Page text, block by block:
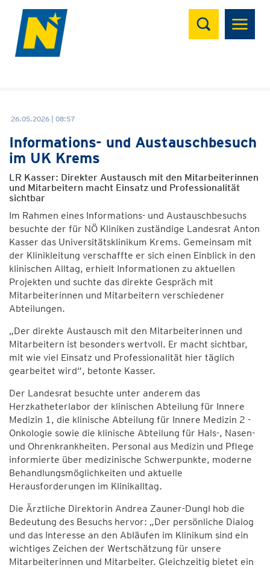
Suchen
26.05.2026 | 08:57
Informations- und Austauschbesuch
im UK Krems
LR Kasser: Direkter Austausch mit den Mitarbeiterinnen
und Mitarbeitern macht Einsatz und Professionalität
sichtbar
Im Rahmen eines Informations- und Austauschbesuchs
besuchte der für NÖ Kliniken zuständige Landesrat Anton
Kasser das Universitätsklinikum Krems. Gemeinsam mit
der Klinikleitung verschaffte er sich einen Einblick in den
klinischen Alltag, erhielt Informationen zu aktuellen
Projekten und suchte das direkte Gespräch mit
Mitarbeiterinnen und Mitarbeitern verschiedener
Abteilungen.
„Der direkte Austausch mit den Mitarbeiterinnen und
Mitarbeitern ist besonders wertvoll. Er macht sichtbar,
mit wie viel Einsatz und Professionalität hier täglich
gearbeitet wird“, betonte Kasser.
Der Landesrat besuchte unter anderem das
Herzkatheterlabor der klinischen Abteilung für Innere
Medizin 1, die klinische Abteilung für Innere Medizin 2 -
Onkologie sowie die klinische Abteilung für Hals-, Nasen-
und Ohrenkrankheiten. Personal aus Medizin und Pflege
informierte über medizinische Schwerpunkte, moderne
Behandlungsmöglichkeiten und aktuelle
Herausforderungen im Klinikalltag.
Die Ärztliche Direktorin Andrea Zauner-Dungl hob die
Bedeutung des Besuchs hervor: „Der persönliche Dialog
und das Interesse an den Abläufen im Klinikum sind ein
wichtiges Zeichen der Wertschätzung für unsere
Mitarbeiterinnen und Mitarbeiter. Gleichzeitig bietet ein